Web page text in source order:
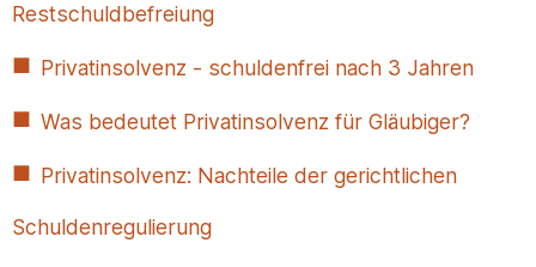
Restschuldbefreiung
Privatinsolvenz - schuldenfrei nach 3 Jahren
Was bedeutet Privatinsolvenz für Gläubiger?
Privatinsolvenz: Nachteile der gerichtlichen
Schuldenregulierung